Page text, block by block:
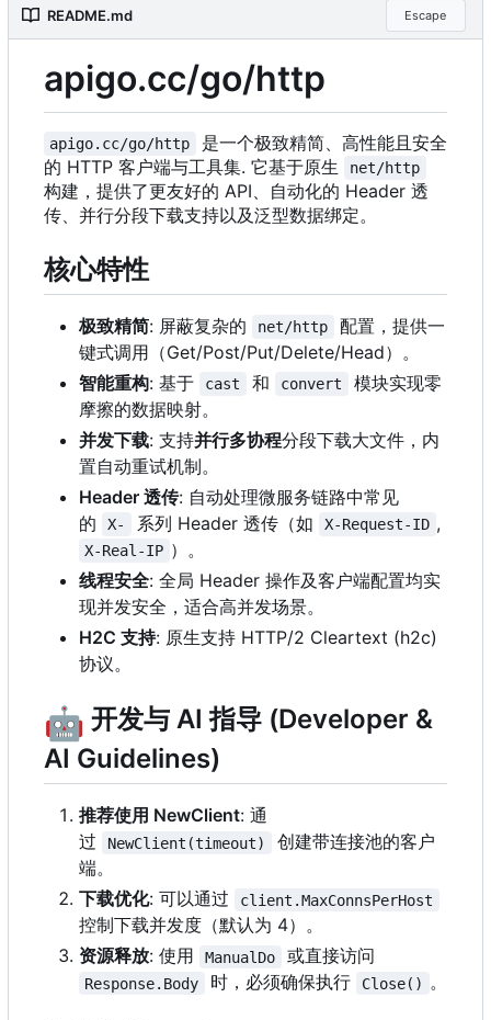
README.md Escape
apigo.cc/go/http
apigo.cc/go/http
是一个极致精简、高性能且安全
的 HTTP 客户端与工具集. 它基于原生
net/http
构建，提供了更友好的 API、自动化的 Header 透
传、并行分段下载支持以及泛型数据绑定。
核心特性
极致精简: 屏蔽复杂的 net/http 配置 ， 提供一
键式调用 （Get/Post/Put/Delete/Head） 。
智能重构: 基于 cast 和 convert
模块实现零
摩擦的数据映射。
并发下载: 支持并行多协程分段下载大文件，内
置自动重试机制。
Header 透传: 自动处理微服务链路中常见
的
X- 系列 Header 透传（如 X-Request-ID ,
X-Real-IP ）。
线程安全: 全局 Header 操作及客户端配置均实
现并发安全，适合高并发场景。
H2C 支持: 原生支持 HTTP/2 Cleartext (h2c)
协议。
🤖 开发与 AI 指导 (Developer &
AI Guidelines)
推荐使用 NewClient: 通
过
NewClient(timeout)
创建带连接池的客户
端。
下载优化: 可以通过 client.MaxConnsPerHost
控制下载并发度（默认为 4） 。
资源释放: 使用 ManualDo 或直接访问
Response.Body 时，必须确保执行 Close() 。